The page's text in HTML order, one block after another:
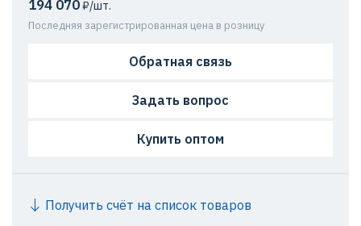
194 070₽/шт.
Последняя зарегистрированная цена в розницу
Обратная связь
Задать вопрос
Купить оптом
Получить счёт на список товаров